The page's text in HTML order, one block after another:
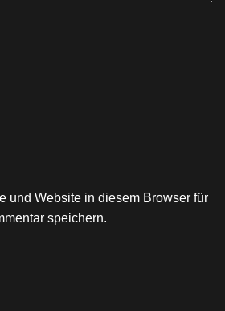
und Website in diesem Browser für
speichern.